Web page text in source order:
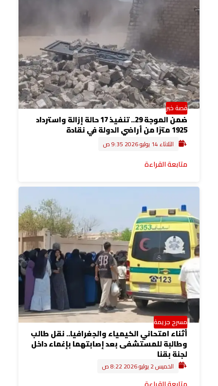
قصة خبر
ضمن الموجة 29.. تنفيذ 17 حالة إزالة واسترداد
1925 مترًا من أراضي الدولة في نقادة
الثلاثاء 14 يوليو 2026 9:35 ص
متابعة القراءة
مسرح جريمة
أثناء امتحاني الكيمياء والجغرافيا.. نقل طالب
وطالبة للمستشفى بعد إصابتهما بإغماء داخل
لجنة بقنا
الخميس 2 يوليو 2026 8:22 ص